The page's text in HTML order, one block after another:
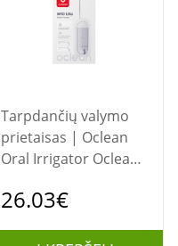
Tarpdančių valymo
prietaisas | Oclean
Oral Irrigator Oclean
26.03€